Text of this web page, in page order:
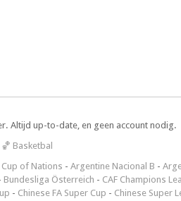
Altijd up-to-date, en geen account nodig.
🏀 Basketbal
of Nations - Argentine Nacional B -
Bundesliga Österreich - CAF Champions
- Chinese FA Super Cup - Chinese Super